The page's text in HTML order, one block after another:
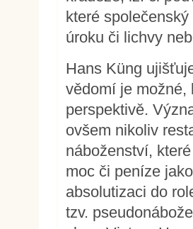
které
úroku či lichvy
Hans Küng
vědomí je možné,
perspektivě.
ovšem nikoliv
náboženství,
moc či peníze
absolutizaci do
tzv.